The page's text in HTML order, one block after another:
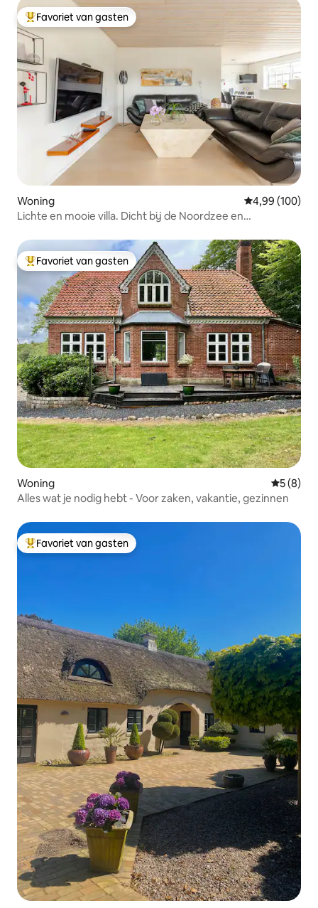
Topfavoriet van gasten
Favoriet van gasten
Woning Gemiddelde
4,99 (100)
Lichte en mooie villa. Dicht bij de Noordzee en
Topfavoriet van gasten
Favoriet van gasten
Woning
5 (8)
Alles wat je nodig hebt - Voor zaken, vakantie, gezinnen
Topfavoriet van gasten
Favoriet van gasten